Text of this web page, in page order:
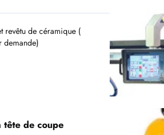
revêtu de céramique (
demande)
tête de coupe